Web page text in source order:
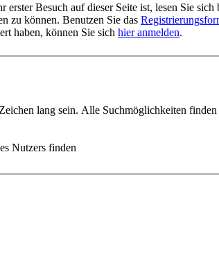
Besuch auf dieser Seite ist, lesen Sie sich
zu können. Benutzen Sie das
haben, können Sie sich hier anmelden.
lang sein. Alle Suchmöglichkeiten finden
Nutzers finden